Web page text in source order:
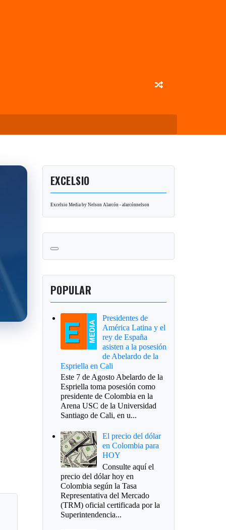
EXCELSIO
Excelsio Media by Nelson Alarcón - alarcónnelson
POPULAR
Presidentes de
América Latina y el
rey de España
asisten a la posesión
de Abelardo de la
Espriella en Cali
Este 7 de Agosto Abelardo de la
Espriella toma posesión como
presidente de Colombia en la
Arena USC de la Universidad
Santiago de Cali, en u...
El precio del dólar
en Colombia para
HOY
Consulte aquí el
precio del dólar hoy en
Colombia según la Tasa
Representativa del Mercado
(TRM) oficial certificada por la
Superintendencia...